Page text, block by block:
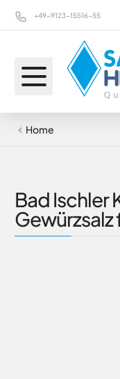
+49-9123-15516-55
Home
Bad Ischler